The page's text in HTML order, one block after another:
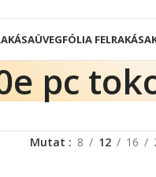
ÜVEGFÓLIA FELRAKÁSA
pc
Mutat 8 12 16